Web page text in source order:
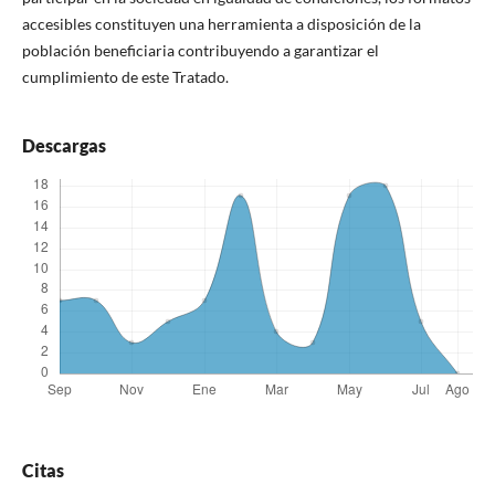
accesibles constituyen una herramienta a disposición de la
población beneficiaria contribuyendo a garantizar el
cumplimiento de este Tratado.
Descargas
Citas